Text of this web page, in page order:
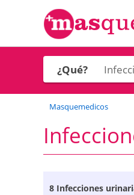
¿Qué?
Masquemedicos
8 Infecciones